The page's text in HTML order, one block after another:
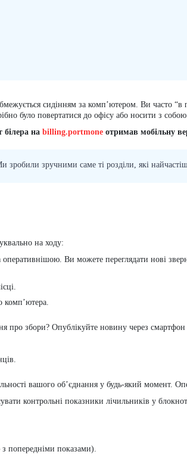
сидінням за комп’ютером. Ви часто “в
було повертатися до офісу або носити з
білера на billing.portmone отримав мобільну
зручними саме ті розділи, які
на ходу:
Ви можете переглядати нові
комп’ютера.
про збори? Опублікуйте новину через смартфон
вашого об’єднання у будь-який момент.
контрольні показники лічильників у
з попередніми показами).